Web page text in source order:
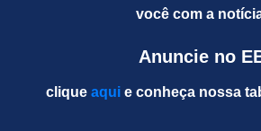
você com a
Anuncie no
clique aquie conheça nossa